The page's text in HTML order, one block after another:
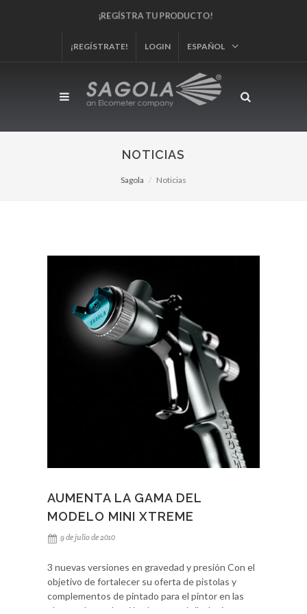
¡REGÍSTRA TU PRODUCTO!
¡REGÍSTRATE! LOGIN ESPAÑOL
NOTICIAS
Sagola Noticias
AUMENTA LA GAMA DEL
MODELO MINI XTREME
9 de julio de 2010
3 nuevas versiones en gravedad y presión Con el
objetivo de fortalecer su oferta de pistolas y
complementos de pintado para el pintor en las
plantas de producción de automóvil, el primer